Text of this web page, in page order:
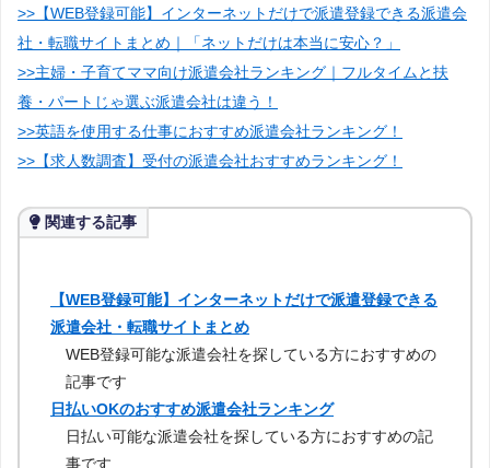
>>【WEB登録可能】インターネットだけで派遣登録できる派遣会
社・転職サイトまとめ｜「ネットだけは本当に安心？」
>>主婦・子育てママ向け派遣会社ランキング｜フルタイムと扶
養・パートじゃ選ぶ派遣会社は違う！
>>英語を使用する仕事におすすめ派遣会社ランキング！
>>【求人数調査】受付の派遣会社おすすめランキング！
関連する記事
【WEB登録可能】インターネットだけで派遣登録できる
派遣会社・転職サイトまとめ
WEB登録可能な派遣会社を探している方におすすめの
記事です
日払いOKのおすすめ派遣会社ランキング
日払い可能な派遣会社を探している方におすすめの記
事です